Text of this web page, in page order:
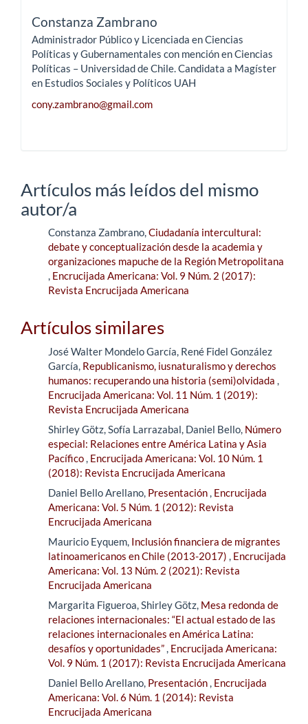
Constanza Zambrano
Administrador Público y Licenciada en Ciencias
Políticas y Gubernamentales con mención en Ciencias
Políticas – Universidad de Chile. Candidata a Magíster
en Estudios Sociales y Políticos UAH
cony.zambrano@gmail.com
Artículos más leídos del mismo
autor/a
Constanza Zambrano,Ciudadanía intercultural:
debate y conceptualización desde la academia y
organizaciones mapuche de la Región Metropolitana
, Encrucijada Americana: Vol. 9 Núm. 2 (2017):
Revista Encrucijada Americana
Artículos similares
José Walter Mondelo García, René Fidel González
García, Republicanismo, iusnaturalismo y derechos
humanos: recuperando una historia (semi)olvidada ,
Encrucijada Americana: Vol. 11 Núm. 1 (2019):
Revista Encrucijada Americana
Shirley Götz, Sofía Larrazabal, Daniel Bello, Número
especial: Relaciones entre América Latina y Asia
Pacífico, Encrucijada Americana: Vol. 10 Núm. 1
(2018): Revista Encrucijada Americana
Daniel Bello Arellano, Presentación, Encrucijada
Americana: Vol. 5 Núm. 1 (2012): Revista
Encrucijada Americana
Mauricio Eyquem, Inclusión financiera de migrantes
latinoamericanos en Chile (2013-2017) , Encrucijada
Americana: Vol. 13 Núm. 2 (2021): Revista
Encrucijada Americana
Margarita Figueroa, Shirley Götz, Mesa redonda de
relaciones internacionales: “El actual estado de las
relaciones internacionales en América Latina:
desafíos y oportunidades”, Encrucijada Americana:
Vol. 9 Núm. 1 (2017): Revista Encrucijada Americana
Daniel Bello Arellano, Presentación, Encrucijada
Americana: Vol. 6 Núm. 1 (2014): Revista
Encrucijada Americana